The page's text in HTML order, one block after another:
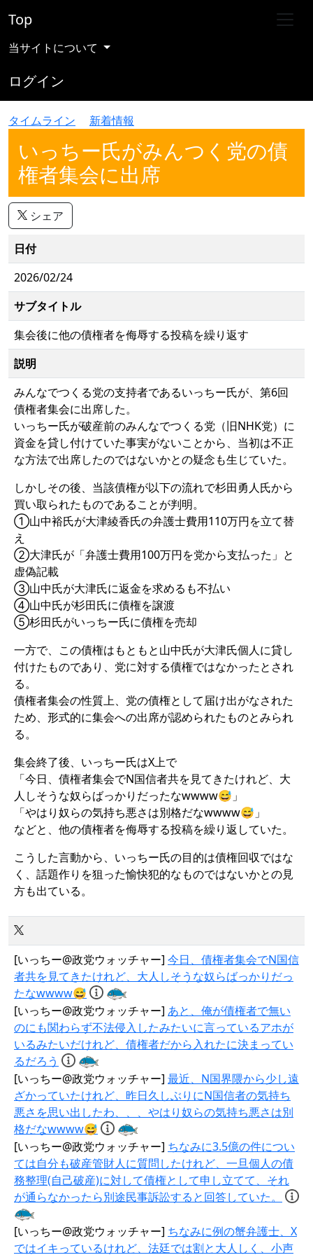
Top
当サイトについて
ログイン
タイムライン 新着情報
いっちー氏がみんつく党の債
権者集会に出席
シェア
日付
2026/02/24
サブタイトル
集会後に他の債権者を侮辱する投稿を繰り返す
説明
みんなでつくる党の支持者であるいっちー氏が、第6回
債権者集会に出席した。
いっちー氏が破産前のみんなでつくる党（旧NHK党）に
資金を貸し付けていた事実がないことから、当初は不正
な方法で出席したのではないかとの疑念も生じていた。
しかしその後、当該債権が以下の流れで杉田勇人氏から
買い取られたものであることが判明。
①山中裕氏が大津綾香氏の弁護士費用110万円を立て替
え
②大津氏が「弁護士費用100万円を党から支払った」と
虚偽記載
③山中氏が大津氏に返金を求めるも不払い
④山中氏が杉田氏に債権を譲渡
⑤杉田氏がいっちー氏に債権を売却
一方で、この債権はもともと山中氏が大津氏個人に貸し
付けたものであり、党に対する債権ではなかったとされ
る。
債権者集会の性質上、党の債権として届け出がなされた
ため、形式的に集会への出席が認められたものとみられ
る。
集会終了後、いっちー氏はX上で
「今日、債権者集会でN国信者共を見てきたけれど、大
人しそうな奴らばっかりだったなwwww😅」
「やはり奴らの気持ち悪さは別格だなwwww😅」
などと、他の債権者を侮辱する投稿を繰り返していた。
こうした言動から、いっちー氏の目的は債権回収ではな
く、話題作りを狙った愉快犯的なものではないかとの見
方も出ている。
[いっちー@政党ウォッチャー] 今日、債権者集会でN国信
者共を見てきたけれど、大人しそうな奴らばっかりだっ
たなwwww😅
[いっちー@政党ウォッチャー] あと、俺が債権者で無い
のにも関わらず不法侵入したみたいに言っているアホが
いるみたいだけれど、債権者だから入れたに決まってい
るだろう
[いっちー@政党ウォッチャー] 最近、N国界隈から少し遠
ざかっていたけれど、昨日久しぶりにN国信者の気持ち
悪さを思い出したわ、、、やはり奴らの気持ち悪さは別
格だなwwww😅
[いっちー@政党ウォッチャー] ちなみに3.5億の件につい
ては自分も破産管財人に質問したけれど、一旦個人の債
務整理(自己破産)に対して債権として申し立てて、それ
が通らなかったら別途民事訴訟すると回答していた。
[いっちー@政党ウォッチャー] ちなみに例の蟹弁護士、X
ではイキっているけれど、法廷では割と大人しく、小声